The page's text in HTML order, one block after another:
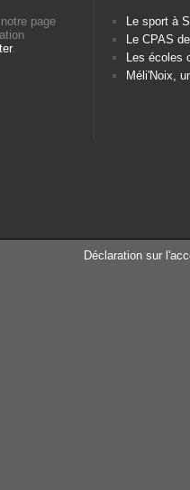
page
.
Le sport à
Le CPAS
Les écoles
Méli'Noix,
Déclaration sur